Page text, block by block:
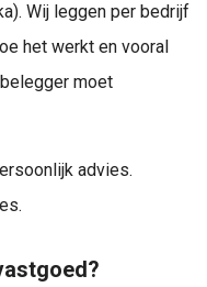
Wij leggen per bedrijf
het werkt en vooral
moet
advies.